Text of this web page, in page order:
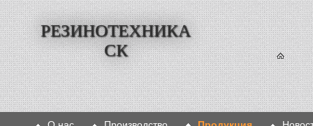
РЕЗИНОТЕХНИКА
СК